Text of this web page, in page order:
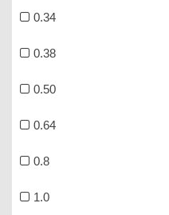
0.34
0.38
0.50
0.64
0.8
1.0